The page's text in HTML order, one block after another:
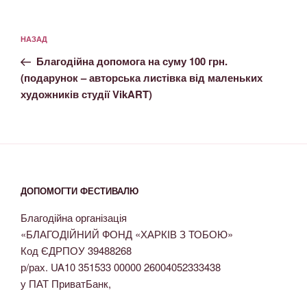
НАЗАД
Благодійна допомога на суму 100 грн.
(подарунок – авторська листівка від маленьких
художників студії VikART)
ДОПОМОГТИ ФЕСТИВАЛЮ
Благодійна організація
«БЛАГОДІЙНИЙ ФОНД «ХАРКІВ З ТОБОЮ»
Код ЄДРПОУ 39488268
р/рах. UA10 351533 00000 26004052333438
у ПАТ ПриватБанк,